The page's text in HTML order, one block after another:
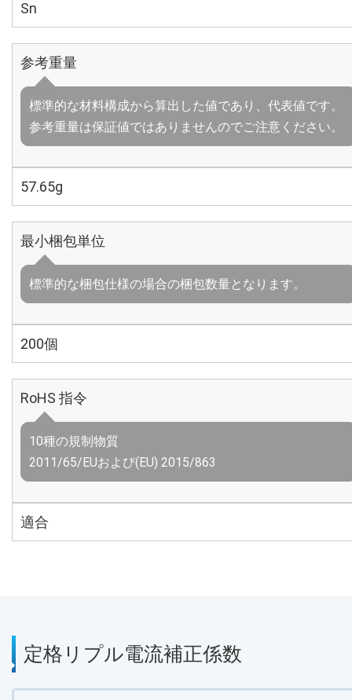
Sn
参考重量
標準的な材料構成から算出した値であり、代表値です。
参考重量は保証値ではありませんのでご注意ください。
57.65g
最小梱包単位
標準的な梱包仕様の場合の梱包数量となります。
200個
RoHS 指令
10種の規制物質
2011/65/EUおよび(EU) 2015/863
適合
定格リプル電流補正係数